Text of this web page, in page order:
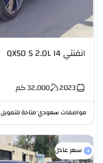
انفنتي QX50 S 2.0L I4
2023
32,000كم
مواصفات سعودي•متاحة للتمويل
سعر عادل